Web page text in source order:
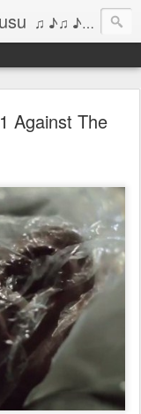
♫ ♪♫ ♪ ♫ ♪♫ ♪•♫♪ 2006'dan bu yana Film, Dizi, Müzik ve Kitaplar üzerine Yazılar Diyarı...
Against The